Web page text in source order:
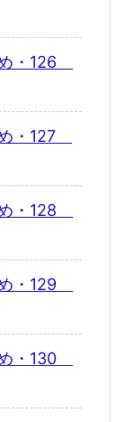
・126
・127
・128
・129
・130